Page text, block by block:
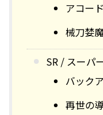
アコー
械刀婪
SR / スーパ
バック
再世の